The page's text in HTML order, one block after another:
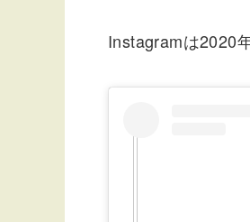
Instagramは2020